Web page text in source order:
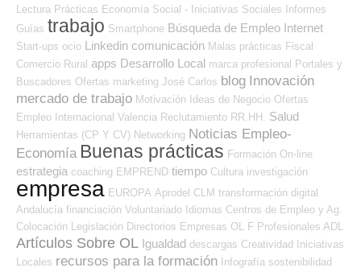
Lectura Prácticas Economía Social - Iniciativas Sociales Informes
Guías trabajo Smartphone Búsqueda de Empleo Internet
Start-ups ocio Linkedin comunicación Malas prácticas Fiscal
Comercio Rural apps Desarrollo Local marca profesional Portales y
Buscadores Ofertas marketing José Carlos blog Innovación
mercado de trabajo Motivación Ideas de Negocio Ofertas
Empleo Internacional Valencia Reclutamiento RR.HH. Salud
Herramientas (CP Y CV) Networking Noticias Empleo-
Economía Buenas prácticas Formación On-line
estrategia coaching EMPREND tiempo Cultura investigación
empresa EUROPA Aprodel CLM transformación digital
Andalucía financiación Voluntariado Idiomas Centros de Empleo y Ag.
Colocación Legislación Directorios Empresas OL F Profesionales ADL
Artículos Sobre OL Igualdad descargas Creatividad Iniciativas
Locales recursos para la formación Infografía sostenibilidad